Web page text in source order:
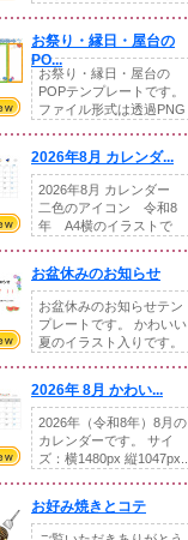
お祭り・縁日・屋台の
PO...
お祭り・縁日・屋台の
POPテンプレートです。
ファイル形式は透過PNG
2026年8月 カレンダ...
2026年8月 カレンダー
二色のアイコン 令和8
年 A4横のイラストで
お盆休みのお知らせ
お盆休みのお知らせテン
プレートです。 かわいい
夏のイラスト入りです。
2026年 8月 かわい...
2026年（令和8年）8月の
カレンダーです。 サイ
ズ：横1480px 縦1047px...
お好み焼きとコテ